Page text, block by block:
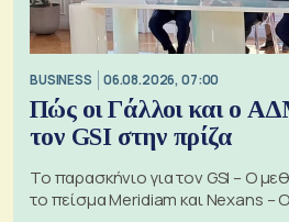
BUSINESS 06.08.2026, 07:00
Πώς οι Γάλλοι και ο
τον GSI στην πρίζα
Το παρασκήνιο για τον GSI – Ο
το πείσμα Meridiam και Nexans